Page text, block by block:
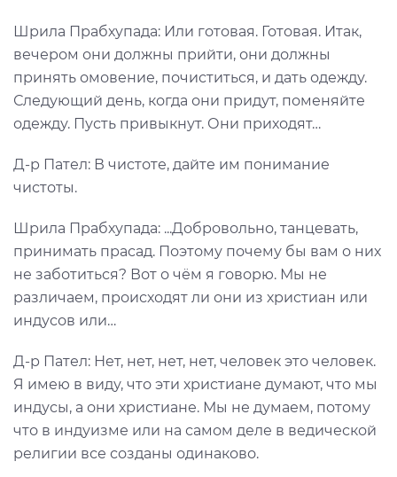
Шрила Прабхупада: Или готовая. Готовая. Итак,
вечером они должны прийти, они должны
принять омовение, почиститься, и дать одежду.
Следующий день, когда они придут, поменяйте
одежду. Пусть привыкнут. Они приходят…
Д-р Пател: В чистоте, дайте им понимание
чистоты.
Шрила Прабхупада: ...Добровольно, танцевать,
принимать прасад. Поэтому почему бы вам о них
не заботиться? Вот о чём я говорю. Мы не
различаем, происходят ли они из христиан или
индусов или…
Д-р Пател: Нет, нет, нет, нет, человек это человек.
Я имею в виду, что эти христиане думают, что мы
индусы, а они христиане. Мы не думаем, потому
что в индуизме или на самом деле в ведической
религии все созданы одинаково.